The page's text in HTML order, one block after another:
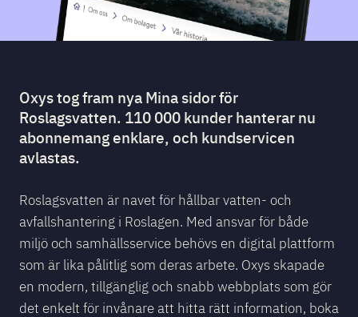
Oxys tog fram nya Mina sidor för
Roslagsvatten. 110 000 kunder hanterar nu
abonnemang enklare, och kundservicen
avlastas.
Roslagsvatten är navet för hållbar vatten- och
avfallshantering i Roslagen. Med ansvar för både
miljö och samhällsservice behövs en digital plattform
som är lika pålitlig som deras arbete. Oxys skapade
en modern, tillgänglig och snabb webbplats som gör
det enkelt för invånare att hitta rätt information, boka